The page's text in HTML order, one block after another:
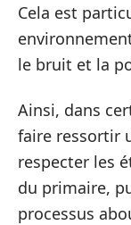
Cela est
le bruit et la
Ainsi, dans
faire ressortir
respecter les
du primaire,
processus